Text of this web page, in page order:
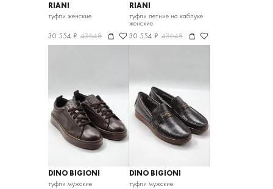
RIANI
туфли женские
30 554 ₽ 43648
RIANI
туфли летние на каблуке
женские
30 554 ₽ 43648
DINO BIGIONI
туфли мужские
DINO BIGIONI
туфли мужские